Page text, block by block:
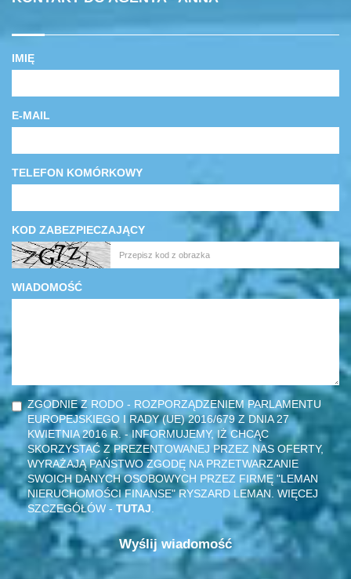
IMIĘ
E-MAIL
TELEFON KOMÓRKOWY
KOD ZABEZPIECZAJĄCY
WIADOMOŚĆ
ZGODNIE Z RODO - ROZPORZĄDZENIEM PARLAMENTU
EUROPEJSKIEGO I RADY (UE) 2016/679 Z DNIA 27
KWIETNIA 2016 R. - INFORMUJEMY, IŻ CHCĄC
SKORZYSTAĆ Z PREZENTOWANEJ PRZEZ NAS OFERTY,
WYRAŻAJĄ PAŃSTWO ZGODĘ NA PRZETWARZANIE
SWOICH DANYCH OSOBOWYCH PRZEZ FIRMĘ "LEMAN
NIERUCHOMOŚCI FINANSE" RYSZARD LEMAN. WIĘCEJ
SZCZEGÓŁÓW - TUTAJ